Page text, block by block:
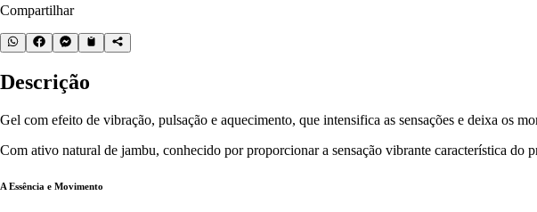
Compartilhar
Descrição
Gel com efeito de vibração, pulsação e aquecimento, que intensifica as sensações e deixa os
Com ativo natural de jambu, conhecido por proporcionar a sensação vibrante característica do
A Essência e Movimento